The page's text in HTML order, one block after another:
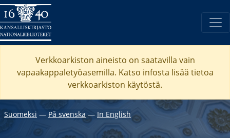
Verkkoarkiston aineisto on saatavilla vain
vapaakappaletyöasemilla. Katso infosta lisää tietoa
verkkoarkiston käytöstä.
Suomeksi ― På svenska― In English